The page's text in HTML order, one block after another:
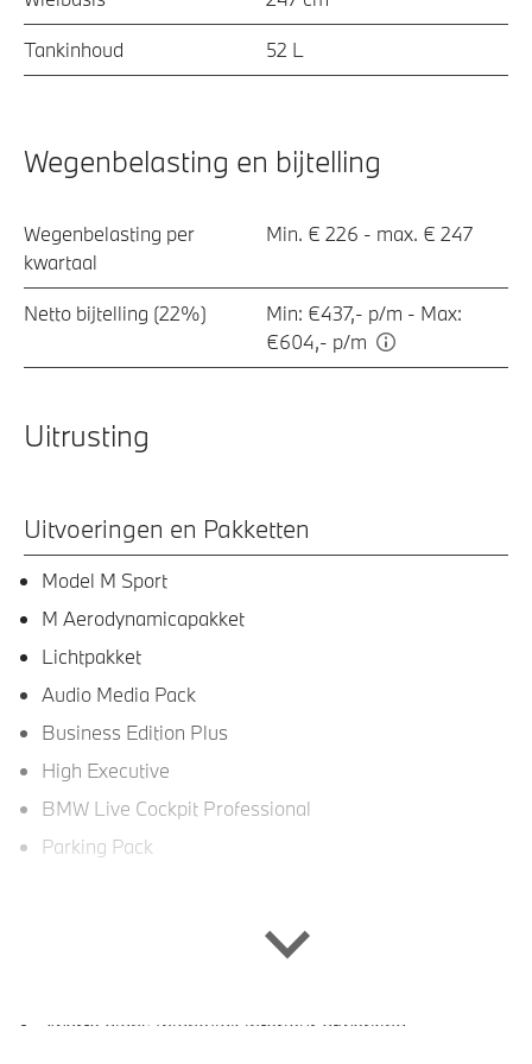
Tankinhoud 52 L
Wegenbelasting en bijtelling
Wegenbelasting per
kwartaal
Min. € 226 - max. € 247
Netto bijtelling (22%)
Min: €437,- p/m - Max:
€604,- p/m
Uitrusting
Uitvoeringen en Pakketten
Model M Sport
M Aerodynamicapakket
Lichtpakket
Audio Media Pack
Business Edition Plus
High Executive
BMW Live Cockpit Professional
Parking Pack
zwarte glans (piano)lak interieur afwerking